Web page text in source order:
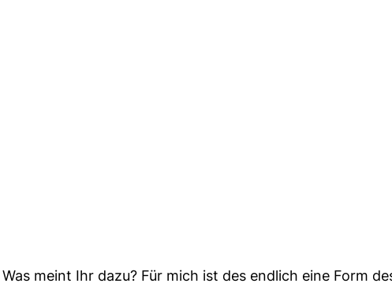
meint Ihr dazu? Für mich ist des endlich eine Form